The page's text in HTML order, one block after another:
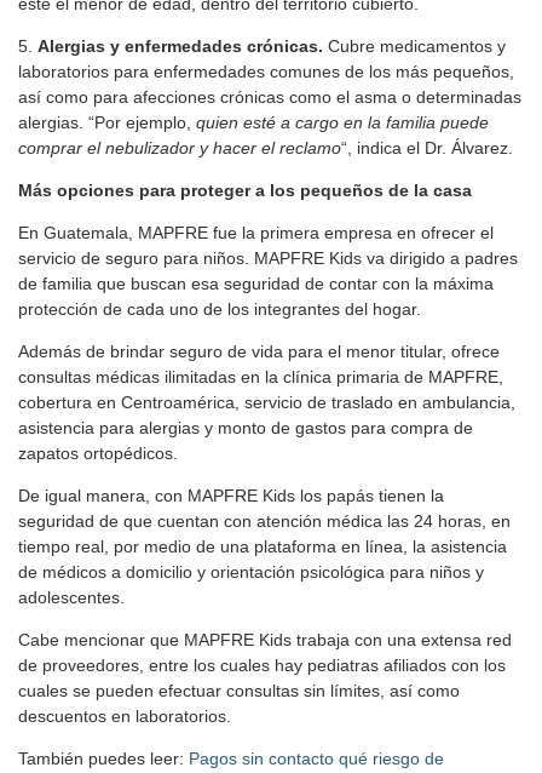
5. Alergias y enfermedades crónicas. Cubre medicamentos y
laboratorios para enfermedades comunes de los más pequeños,
así como para afecciones crónicas como el asma o determinadas
alergias. “Por ejemplo, quien esté a cargo en la familia puede
comprar el nebulizador y hacer el reclamo“, indica el Dr. Álvarez.
Más opciones para proteger a los pequeños de la casa
En Guatemala, MAPFRE fue la primera empresa en ofrecer el
servicio de seguro para niños. MAPFRE Kids va dirigido a padres
de familia que buscan esa seguridad de contar con la máxima
protección de cada uno de los integrantes del hogar.
Además de brindar seguro de vida para el menor titular, ofrece
consultas médicas ilimitadas en la clínica primaria de MAPFRE,
cobertura en Centroamérica, servicio de traslado en ambulancia,
asistencia para alergias y monto de gastos para compra de
zapatos ortopédicos.
De igual manera, con MAPFRE Kids los papás tienen la
seguridad de que cuentan con atención médica las 24 horas, en
tiempo real, por medio de una plataforma en línea, la asistencia
de médicos a domicilio y orientación psicológica para niños y
adolescentes.
Cabe mencionar que MAPFRE Kids trabaja con una extensa red
de proveedores, entre los cuales hay pediatras afiliados con los
cuales se pueden efectuar consultas sin límites, así como
descuentos en laboratorios.
También puedes leer: Pagos sin contacto qué riesgo de